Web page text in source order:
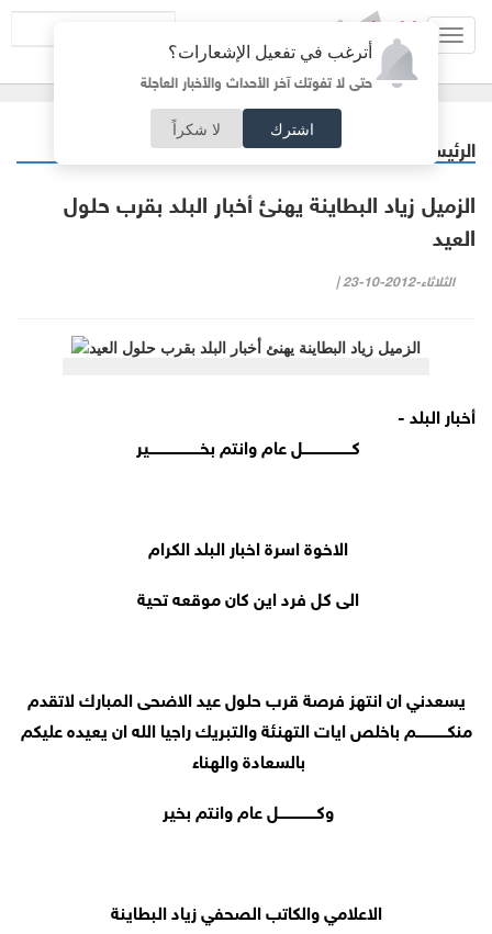
أترغب في تفعيل الإشعارات؟
حتى لا تفوتك آخر الأحداث والأخبار العاجلة
اشترك لا شكراً
الرئيسية خبر وصورة
الزميل زياد البطاينة يهنئ أخبار البلد بقرب حلول
العيد
الثلاثاء-2012-10-23 |
أخبار البلد -
كــــــــــــــــــــــل عام وانتم بخـــــــــــــــــــــــير
الاخوة اسرة اخبار البلد الكرام
الى كل فرد اين كان موقعه تحية
يسعدني ان انتهز فرصة قرب حلول عيد الاضحى المبارك لاتقدم
منكــــــــــــــم باخلص ايات التهنئة والتبريك راجيا الله ان يعيده عليكم
بالسعادة والهناء
وكـــــــــــــــــل عام وانتم بخير
الاعلامي والكاتب الصحفي زياد البطاينة